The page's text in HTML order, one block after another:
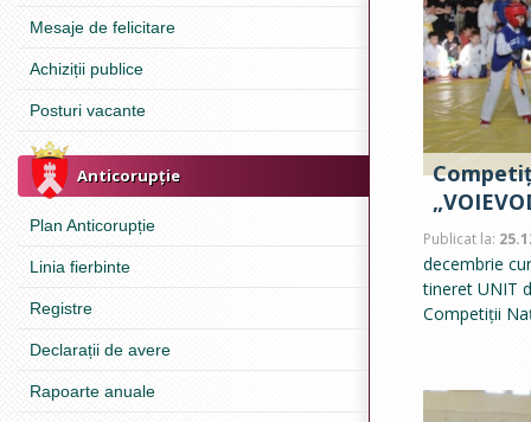
Mesaje de felicitare
Achiziții publice
Posturi vacante
Anticorupție
Plan Anticorupție
Linia fierbinte
Registre
Declarații de avere
Rapoarte anuale
Publicat la:
decembrie
tineret UNIT
Competiții